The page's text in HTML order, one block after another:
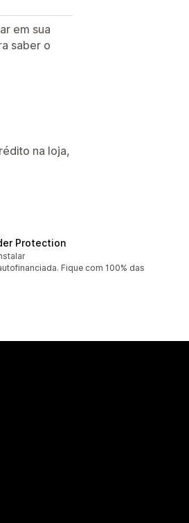
em sua
saber o
na loja,
Protection
Fique com 100% das